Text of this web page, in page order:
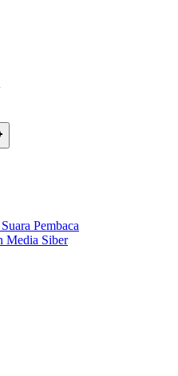
Pembaca
Media Siber